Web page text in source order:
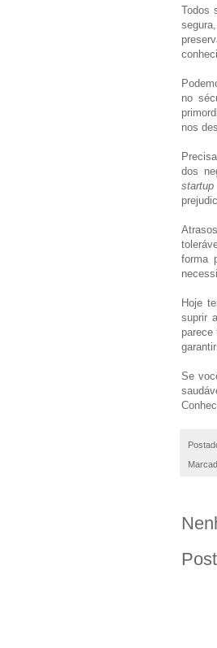
Todos
no
nos
dos
startup
forma
Hoje
suprir
Se